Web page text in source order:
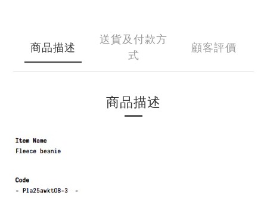
商品描述
送貨及付款方
式
顧客評價
商品描述